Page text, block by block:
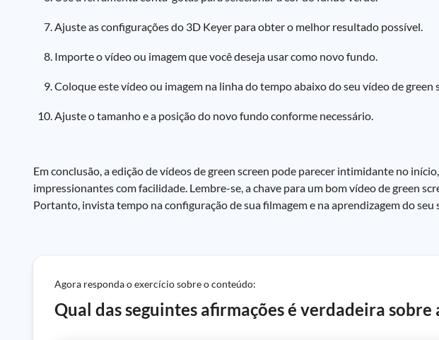
Ajuste as configurações do 3D Keyer para obter o melhor resultado possível.
Importe o vídeo ou imagem que você deseja usar como novo fundo.
Coloque este vídeo ou imagem na linha do tempo abaixo do seu vídeo de green
Ajuste o tamanho e a posição do novo fundo conforme necessário.
Em conclusão, a edição de vídeos de green screen pode parecer intimidante no
impressionantes com facilidade. Lembre-se, a chave para um bom vídeo de green
Portanto, invista tempo na configuração de sua filmagem e na aprendizagem do
Agora responda o exercício sobre o conteúdo:
Qual das seguintes afirmações é verdadeira sobre